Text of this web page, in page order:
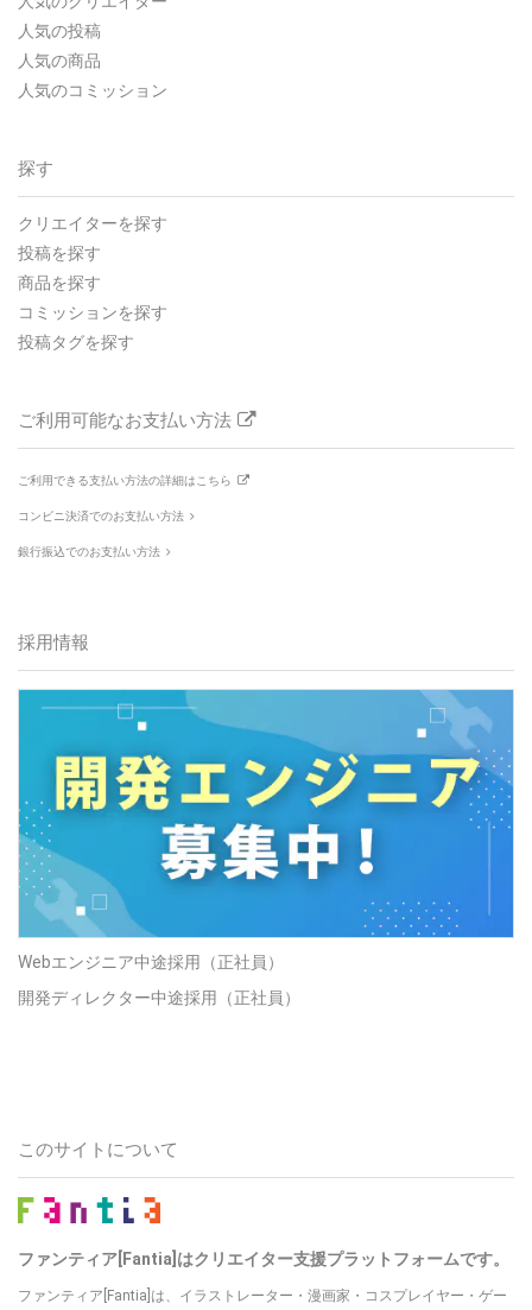
人気の投稿
人気の商品
人気のコミッション
探す
クリエイターを探す
投稿を探す
商品を探す
コミッションを探す
投稿タグを探す
ご利用可能なお支払い方法
ご利用できる支払い方法の詳細はこちら
コンビニ決済でのお支払い方法
銀行振込でのお支払い方法
採用情報
Webエンジニア中途採用（正社員）
開発ディレクター中途採用（正社員）
このサイトについて
ファンティア[Fantia]はクリエイター支援プラットフォームです。
ファンティア[Fantia]は、イラストレーター・漫画家・コスプレイヤー・ゲー